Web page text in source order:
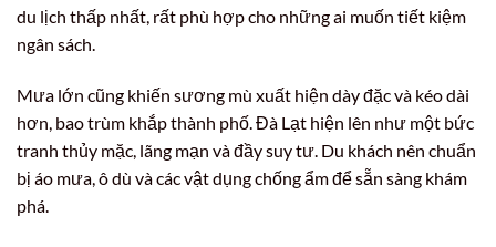
du lịch thấp nhất, rất phù hợp cho những ai muốn tiết kiệm
ngân sách.
Mưa lớn cũng khiến sương mù xuất hiện dày đặc và kéo dài
hơn, bao trùm khắp thành phố. Đà Lạt hiện lên như một bức
tranh thủy mặc, lãng mạn và đầy suy tư. Du khách nên chuẩn
bị áo mưa, ô dù và các vật dụng chống ẩm để sẵn sàng khám
phá.